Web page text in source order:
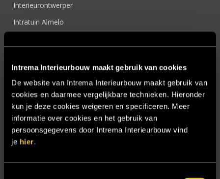
Intrema Interieurbouw maakt gebruik van cookies
De website van Intrema Interieurbouw maakt gebruik van
cookies en daarmee vergelijkbare technieken. Hieronder
kun je deze cookies weigeren en specificeren. Meer
informatie over cookies en het gebruik van
persoonsgegevens door Intrema Interieurbouw vind
je hier.
Interieurontwerper
Intratuin Almelo
Nieuwsbrief
Over ons
Particulier
Particulier project: Harmonieuze woonvilla